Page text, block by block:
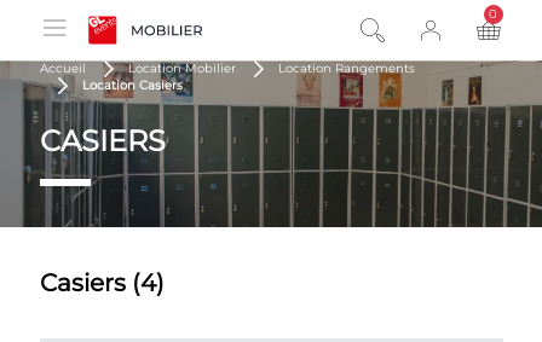
0
Accueil Location Mobilier
Location Rangements
Location Casiers
CASIERS
Casiers (4)